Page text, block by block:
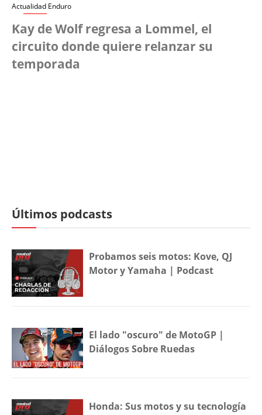
Actualidad Enduro
Kay de Wolf regresa a Lommel, el
circuito donde quiere relanzar su
temporada
Últimos podcasts
Probamos seis motos: Kove, QJ
Motor y Yamaha | Podcast
El lado "oscuro" de MotoGP |
Diálogos Sobre Ruedas
Honda: Sus motos y su tecnología